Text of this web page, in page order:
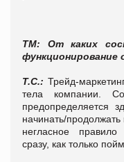
ТМ: От каких
функционирование
Т.С.: Трейд-
тела компании.
предопределяется
начинать/
негласное правило
сразу, как только